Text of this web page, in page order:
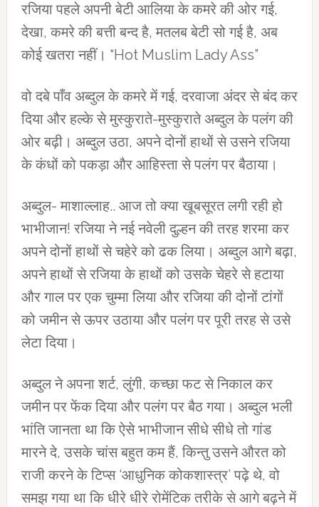
रजिया पहले अपनी बेटी आलिया के कमरे की ओर गई,
देखा, कमरे की बत्ती बन्द है, मतलब बेटी सो गई है, अब
कोई खतरा नहीं। “Hot Muslim Lady Ass”
वो दबे पाँव अब्दुल के कमरे में गई, दरवाजा अंदर से बंद कर
दिया और हल्के से मुस्कुराते-मुस्कुराते अब्दुल के पलंग की
ओर बढ़ी। अब्दुल उठा, अपने दोनों हाथों से उसने रजिया
के कंधों को पकड़ा और आहिस्ता से पलंग पर बैठाया।
अब्दुल- माशाल्लाह.. आज तो क्या खूबसूरत लगी रही हो
भाभीजान! रजिया ने नई नवेली दुल्हन की तरह शरमा कर
अपने दोनों हाथों से चहेरे को ढक लिया। अब्दुल आगे बढ़ा,
अपने हाथों से रजिया के हाथों को उसके चेहरे से हटाया
और गाल पर एक चुम्मा लिया और रजिया की दोनों टांगों
को जमीन से ऊपर उठाया और पलंग पर पूरी तरह से उसे
लेटा दिया।
अब्दुल ने अपना शर्ट, लुंगी, कच्छा फट से निकाल कर
जमीन पर फेंक दिया और पलंग पर बैठ गया। अब्दुल भली
भांति जानता था कि ऐसे भाभीजान सीधे सीधे तो गांड
मारने दे, उसके चांस बहुत कम हैं, किन्तु उसने औरत को
राजी करने के टिप्स ‘आधुनिक कोकशास्त्र’ पढ़े थे, वो
समझ गया था कि धीरे धीरे रोमेंटिक तरीके से आगे बढ़ने में